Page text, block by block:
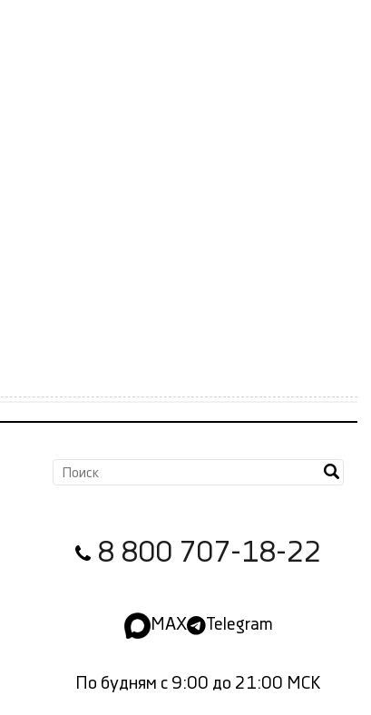
8 800 707-18-22
MAX Telegram
По будням с 9:00 до 21:00 МСК